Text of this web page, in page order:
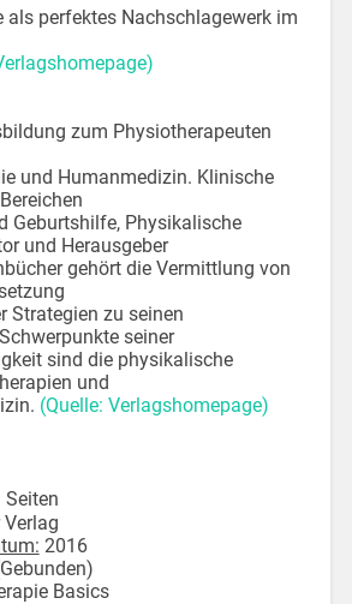
als perfektes Nachschlagewerk im
zum Physiotherapeuten
und Humanmedizin. Klinische
Geburtshilfe, Physikalische
und Herausgeber
gehört die Vermittlung von
Strategien zu seinen
seiner
sind die physikalische
und
(Quelle: Verlagshomepage)
Seiten
2016
Basics